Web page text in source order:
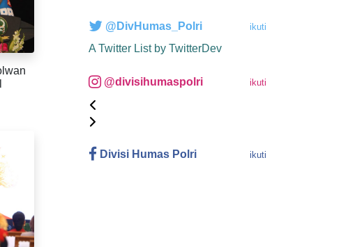
@DivHumas_Polri ikuti
A Twitter List by TwitterDev
@divisihumaspolri ikuti
Divisi Humas Polri ikuti